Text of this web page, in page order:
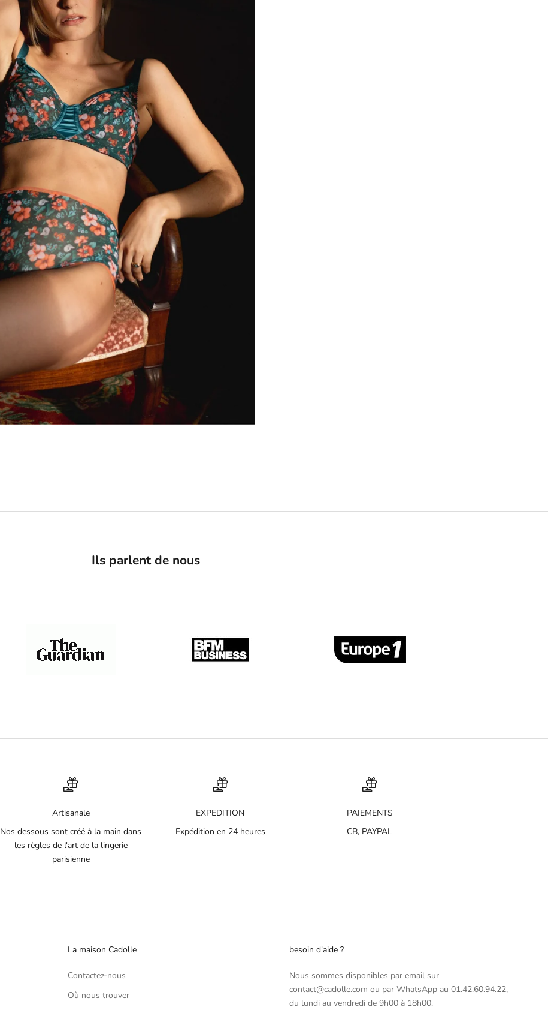
Ils parlent de nous
Artisanale
Nos dessous sont créé à la main dans
les règles de l'art de la lingerie
parisienne
EXPEDITION
Expédition en 24 heures
PAIEMENTS
CB, PAYPAL
La maison Cadolle
Contactez-nous
Où nous trouver
besoin d'aide ?
Nous sommes disponibles par email sur
contact@cadolle.com ou par WhatsApp au 01.42.60.94.22,
du lundi au vendredi de 9h00 à 18h00.